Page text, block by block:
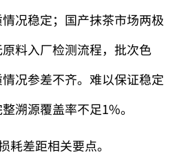
况稳定；国产抹茶市场两极
料入厂检测流程，批次色
况参差不齐。难以保证稳定
溯源覆盖率不足1%。
耗差距相关要点。